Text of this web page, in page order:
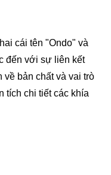
cái tên "Ondo" và
đến với sự liên kết
về bản chất và vai trò
tích chi tiết các khía